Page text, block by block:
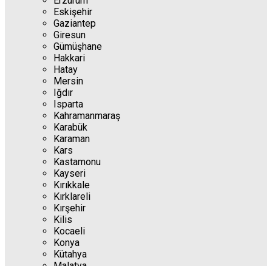
Eskişehir
Gaziantep
Giresun
Gümüşhane
Hakkari
Hatay
Mersin
Iğdır
Isparta
Kahramanmaraş
Karabük
Karaman
Kars
Kastamonu
Kayseri
Kırıkkale
Kırklareli
Kırşehir
Kilis
Kocaeli
Konya
Kütahya